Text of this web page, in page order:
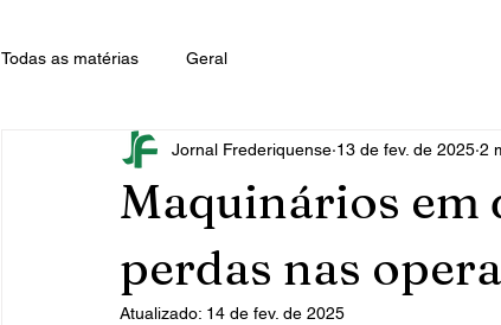
Todas as matérias Geral
Maquinários em
perdas nas
Jornal Frederiquense 13 de fev. de 2025 2
Atualizado: 14 de fev. de 2025